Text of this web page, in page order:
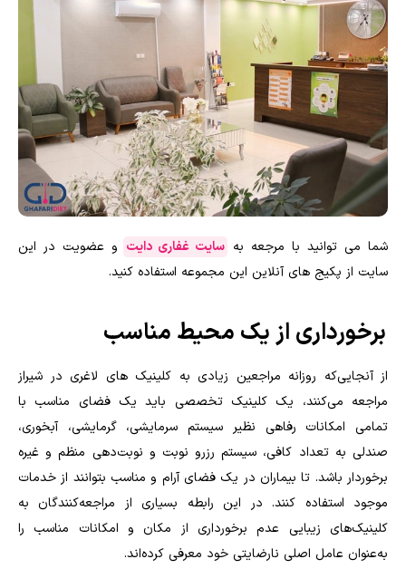
شما می توانید با مرجعه به سایت غفاری دایت و عضویت در این
سایت از پکیج های آنلاین این مجموعه استفاده کنید.
برخورداری از یک محیط مناسب
از آنجایی‌که روزانه مراجعین زیادی به کلینیک های لاغری در شیراز
مراجعه می‌کنند، یک کلینیک تخصصی باید یک فضای مناسب با
تمامی امکانات رفاهی نظیر سیستم سرمایشی، گرمایشی، آبخوری،
صندلی به تعداد کافی، سیستم رزرو نوبت و نوبت‌دهی منظم و غیره
برخوردار باشد. تا بیماران در یک فضای آرام و مناسب بتوانند از خدمات
موجود استفاده کنند. در این رابطه بسیاری از مراجعه‌کنندگان به
کلینیک‌های زیبایی عدم برخورداری از مکان و امکانات مناسب را
به‌عنوان عامل اصلی نارضایتی خود معرفی کرده‌اند.